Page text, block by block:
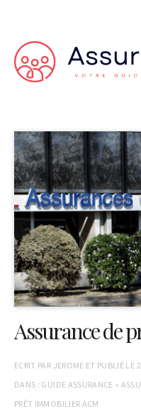
Assurance de
ECRIT PAR JEROME ET PUBLIÉ LE
DANS : GUIDE ASSURANCE »
PRÊT IMMOBILIER ACM